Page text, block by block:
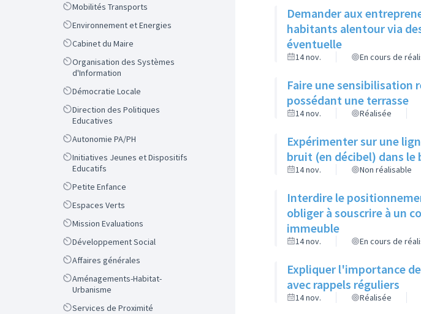
ScopeMobilités Transports
ScopeEnvironnement et Energies
ScopeCabinet du Maire
Scope
Organisation des Systèmes
d'Information
ScopeDémocratie Locale
Scope
Direction des Politiques
Educatives
ScopeAutonomie PA/PH
Scope
Initiatives Jeunes et Dispositifs
Educatifs
ScopePetite Enfance
ScopeEspaces Verts
ScopeMission Evaluations
ScopeDéveloppement Social
ScopeAffaires générales
Scope
Aménagements-Habitat-
Urbanisme
ScopeServices de Proximité
Demander aux
habitants alentour via
éventuelle
14 nov. En cours de
Faire une sensibilisation
possédant une terrasse
14 nov. Réalisée
Expérimenter sur une
bruit (en décibel) dans le
14 nov. Non réalisable
Interdire le
obliger à souscrire à un
immeuble
14 nov. En cours de
Expliquer l'importance
avec rappels réguliers
14 nov. Réalisée